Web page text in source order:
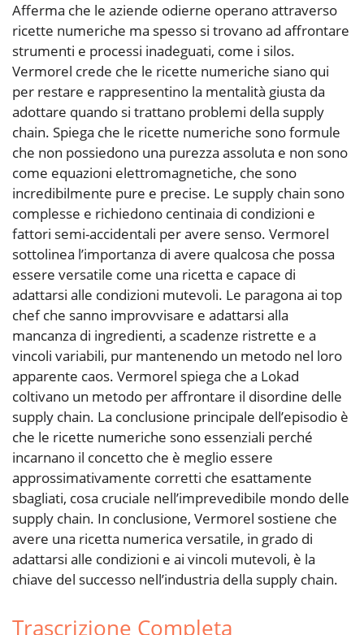
Afferma che le aziende odierne operano attraverso
ricette numeriche ma spesso si trovano ad affrontare
strumenti e processi inadeguati, come i silos.
Vermorel crede che le ricette numeriche siano qui
per restare e rappresentino la mentalità giusta da
adottare quando si trattano problemi della supply
chain. Spiega che le ricette numeriche sono formule
che non possiedono una purezza assoluta e non sono
come equazioni elettromagnetiche, che sono
incredibilmente pure e precise. Le supply chain sono
complesse e richiedono centinaia di condizioni e
fattori semi-accidentali per avere senso. Vermorel
sottolinea l’importanza di avere qualcosa che possa
essere versatile come una ricetta e capace di
adattarsi alle condizioni mutevoli. Le paragona ai top
chef che sanno improvvisare e adattarsi alla
mancanza di ingredienti, a scadenze ristrette e a
vincoli variabili, pur mantenendo un metodo nel loro
apparente caos. Vermorel spiega che a Lokad
coltivano un metodo per affrontare il disordine delle
supply chain. La conclusione principale dell’episodio è
che le ricette numeriche sono essenziali perché
incarnano il concetto che è meglio essere
approssimativamente corretti che esattamente
sbagliati, cosa cruciale nell’imprevedibile mondo delle
supply chain. In conclusione, Vermorel sostiene che
avere una ricetta numerica versatile, in grado di
adattarsi alle condizioni e ai vincoli mutevoli, è la
chiave del successo nell’industria della supply chain.
Trascrizione Completa